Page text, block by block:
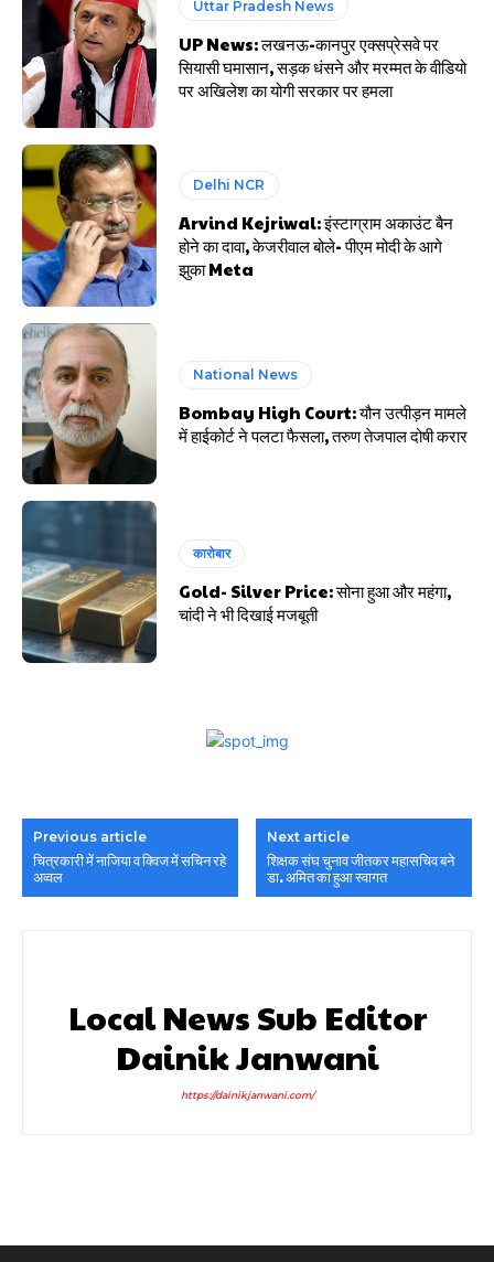
Uttar Pradesh News
UP News: लखनऊ-कानपुर एक्सप्रेसवे पर
सियासी घमासान, सड़क धंसने और मरम्मत के वीडियो
पर अखिलेश का योगी सरकार पर हमला
Delhi NCR
Arvind Kejriwal: इंस्टाग्राम अकाउंट बैन
होने का दावा, केजरीवाल बोले- पीएम मोदी के आगे
झुका Meta
National News
Bombay High Court: यौन उत्पीड़न मामले
में हाईकोर्ट ने पलटा फैसला, तरुण तेजपाल दोषी करार
कारोबार
Gold- Silver Price: सोना हुआ और महंगा,
चांदी ने भी दिखाई मजबूती
Previous article
चित्रकारी में नाजिया व क्विज में सचिन रहे
अव्वल
Next article
शिक्षक संघ चुनाव जीतकर महासचिव बने
डा. अमित का हुआ स्वागत
Local News Sub Editor
Dainik Janwani
https://dainikjanwani.com/